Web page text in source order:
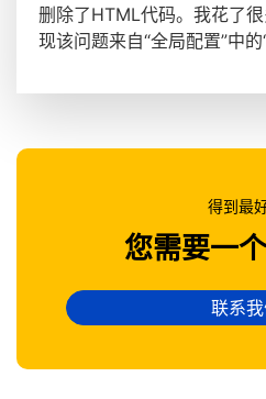
删除了HTML代码。我花了
现该问题来自“全局配置”中的
得到最
您需要一
联系